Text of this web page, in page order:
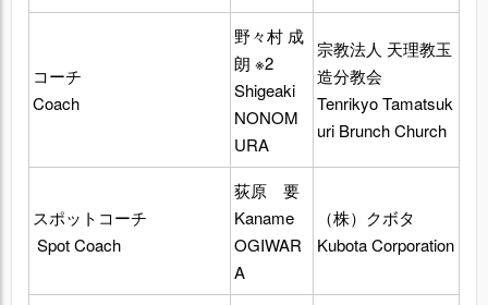
コーチ
Coach
野々村 成
朗 ※2
Shigeaki
NONOM
URA
宗教法人 天理教玉
造分教会
Tenrikyo Tamatsuk
uri Brunch Church
スポットコーチ
Spot Coach
荻原 要
Kaname
OGIWAR
A
（株）クボタ
Kubota Corporation